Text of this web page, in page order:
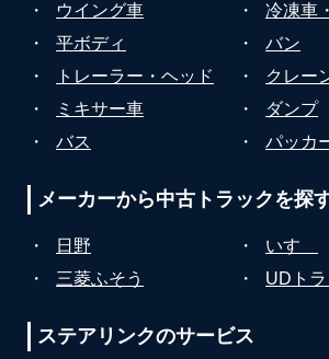
・ ウイング車 ・
冷凍車
・
平ボディ ・
バン
・
トレーラー・ヘッド ・
クレー
・
ミキサー車 ・
ダンプ
・
バス ・ パッカ
メーカーから中古トラックを探
・ 日野 ・
いすゞ
・
三菱ふそう ・ UDト
ステアリンクのサービス